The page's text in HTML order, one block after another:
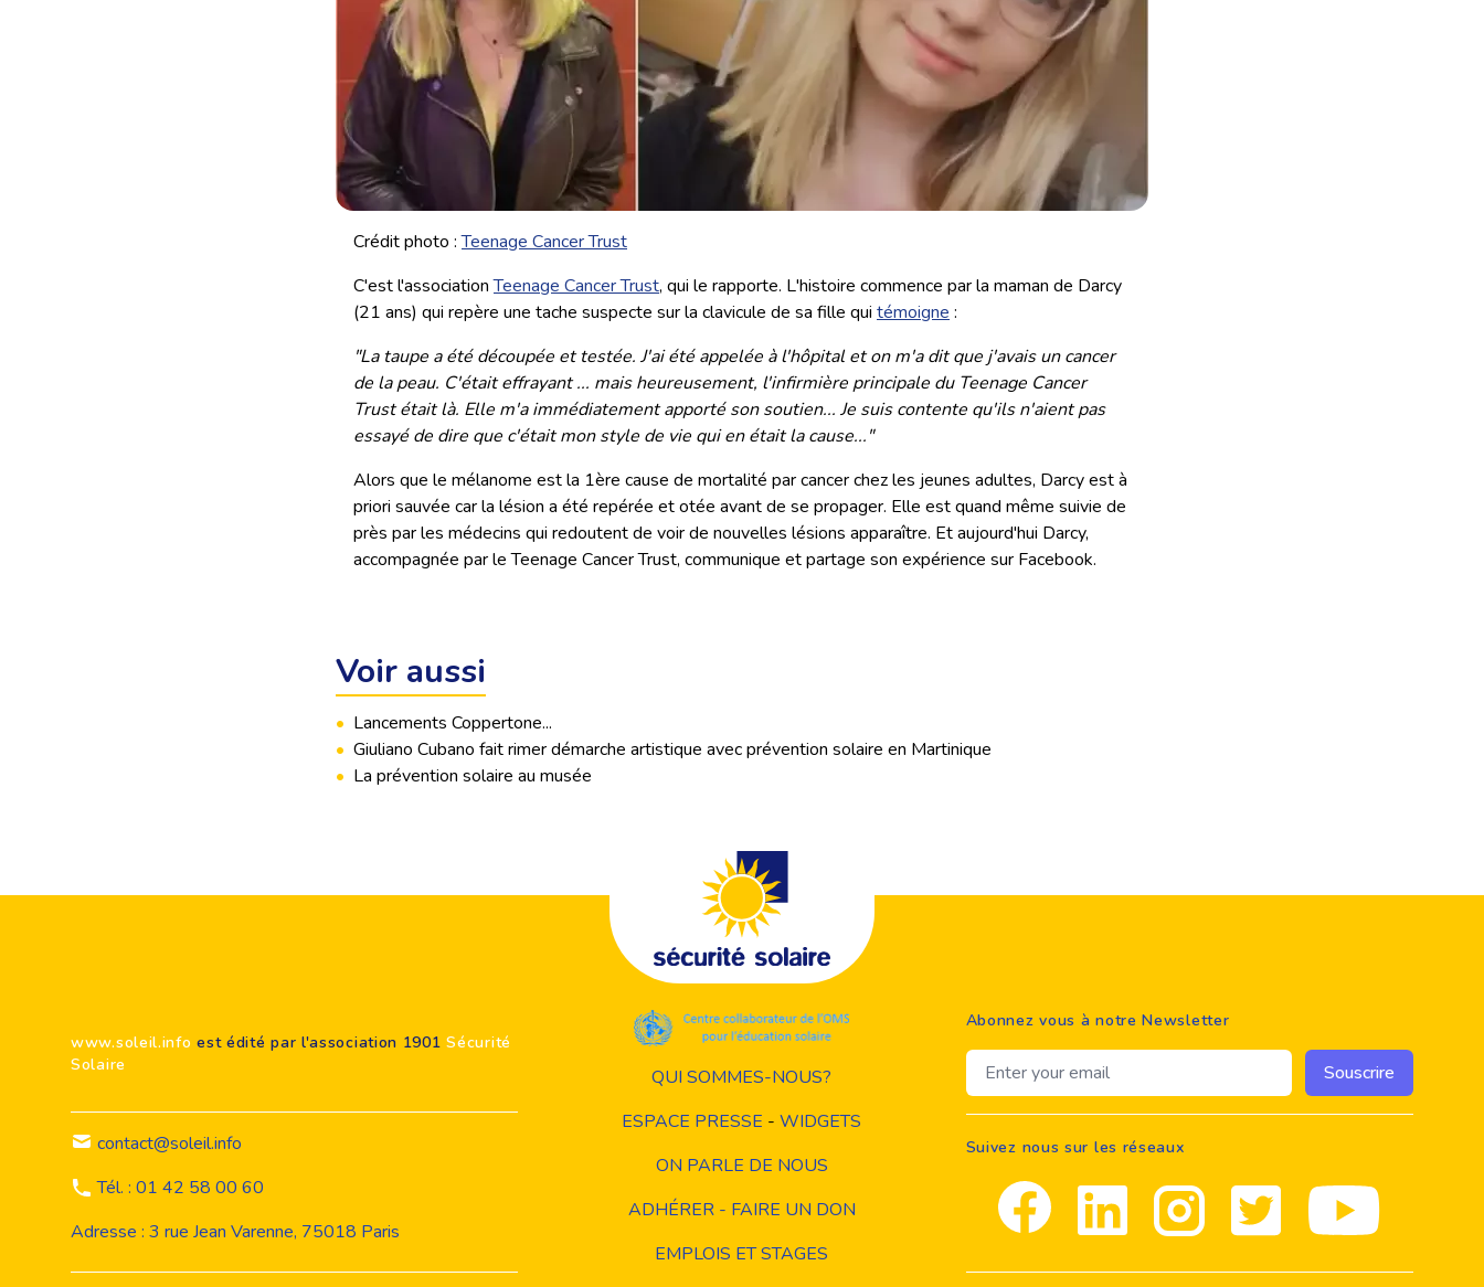
Crédit photo :Teenage Cancer Trust
C'est l'associationTeenage Cancer Trust, qui le rapporte. L'histoire commence par la maman de Darcy
(21 ans) qui repère une tache suspecte sur la clavicule de sa fille qui témoigne :
"La taupe a été découpée et testée. J'ai été appelée à l'hôpital et on m'a dit que j'avais un cancer
de la peau. C'était effrayant ... mais heureusement, l'infirmière principale du Teenage Cancer
Trust était là. Elle m'a immédiatement apporté son soutien... Je suis contente qu'ils n'aient pas
essayé de dire que c'était mon style de vie qui en était la cause..."
Alors que le mélanome est la 1ère cause de mortalité par cancer chez les jeunes adultes, Darcy est à
priori sauvée car la lésion a été repérée et otée avant de se propager. Elle est quand même suivie de
près par les médecins qui redoutent de voir de nouvelles lésions apparaître. Et aujourd'hui Darcy,
accompagnée par le Teenage Cancer Trust, communique et partage son expérience sur Facebook.
Voir aussi
• Lancements Coppertone...
• Giuliano Cubano fait rimer démarche artistique avec prévention solaire en Martinique
• La prévention solaire au musée
www.soleil.info est édité par l'association 1901Sécurité
Solaire
contact@soleil.info
Tél. : 01 42 58 00 60
Adresse : 3 rue Jean Varenne, 75018 Paris
QUI SOMMES-NOUS?
ESPACE PRESSE - WIDGETS
ON PARLE DE NOUS
ADHÉRER - FAIRE UN DON
EMPLOIS ET STAGES
Abonnez vous à notre Newsletter
Email address Souscrire
Suivez nous sur les réseaux
Facebook Linkedin Instagram Twitter youtube